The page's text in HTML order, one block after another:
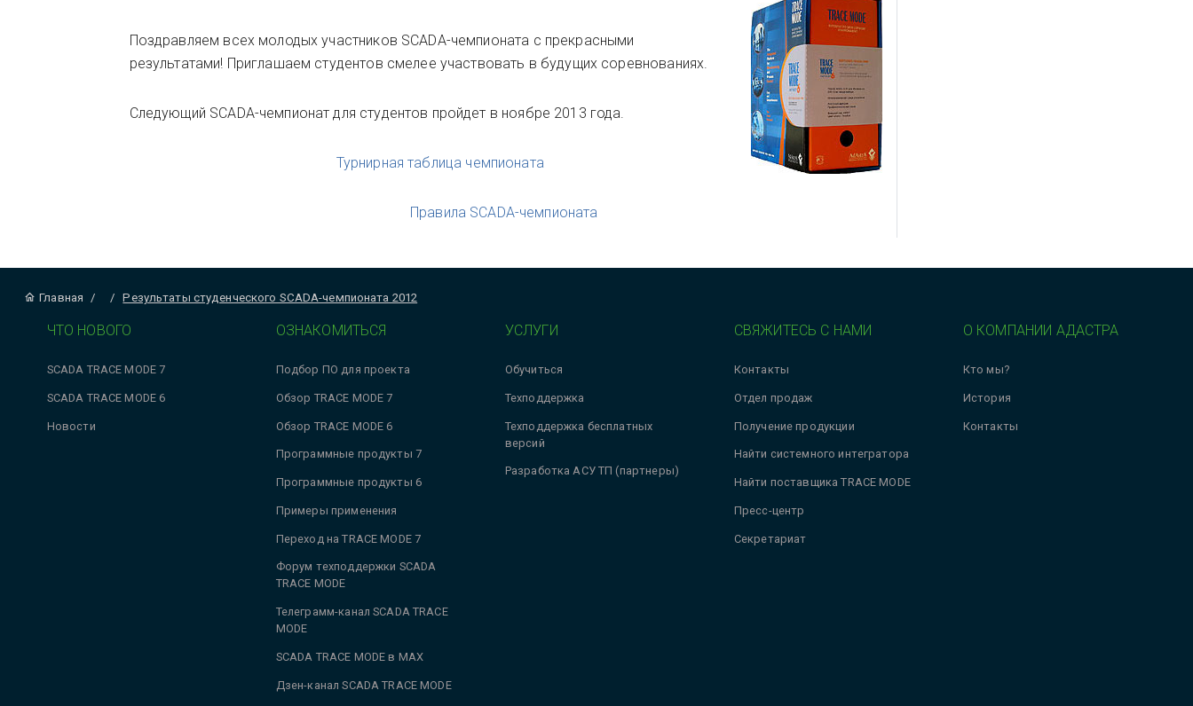
Поздравляем всех молодых участников SCADA-чемпионата с прекрасными
результатами! Приглашаем студентов смелее участвовать в будущих соревнованиях.
Следующий SCADA-чемпионат для студентов пройдет в ноябре 2013 года.
Турнирная таблица чемпионата
Правила SCADA-чемпионата
Главная / / Результаты студенческого SCADA-чемпионата 2012
ЧТО НОВОГО
SCADA TRACE MODE 7
SCADA TRACE MODE 6
Новости
ОЗНАКОМИТЬСЯ
Подбор ПО для проекта
Обзор TRACE MODE 7
Обзор TRACE MODE 6
Программные продукты 7
Программные продукты 6
Примеры применения
Переход на TRACE MODE 7
Форум техподдержки SCADA
TRACE MODE
Телеграмм-канал SCADA TRACE
MODE
SCADA TRACE MODE в MAX
Дзен-канал SCADA TRACE MODE
УСЛУГИ
Обучиться
Техподдержка
Техподдержка бесплатных
версий
Разработка АСУ ТП (партнеры)
СВЯЖИТЕСЬ С НАМИ
Контакты
Отдел продаж
Получение продукции
Найти системного интегратора
Найти поставщика TRACE MODE
Пресс-центр
Секретариат
О КОМПАНИИ АДАСТРА
Кто мы?
История
Контакты